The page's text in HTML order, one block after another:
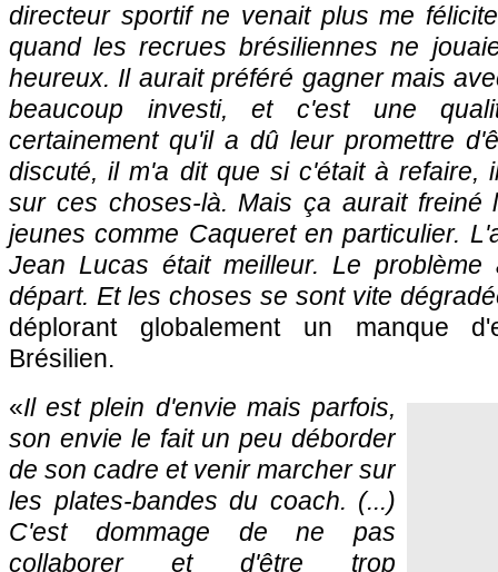
directeur sportif ne venait plus me
quand les recrues brésiliennes ne
heureux. Il aurait préféré gagner mais
beaucoup investi, et c'est une
certainement qu'il a dû leur promettre
discuté, il m'a dit que si c'était à refaire,
sur ces choses-là. Mais ça aurait freiné
jeunes comme Caqueret en particulier.
Jean Lucas était meilleur. Le
départ. Et les choses se sont vite
déplorant globalement un manque
Brésilien.
«Il est plein d'envie mais parfois,
son envie le fait un peu déborder
de son cadre et venir marcher sur
les plates-bandes du coach. (...)
C'est dommage de ne pas
collaborer et d'être trop